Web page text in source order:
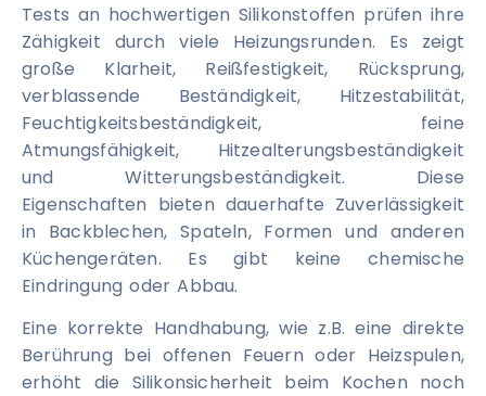
Tests an hochwertigen Silikonstoffen prüfen ihre
Zähigkeit durch viele Heizungsrunden. Es zeigt
große Klarheit, Reißfestigkeit, Rücksprung,
verblassende Beständigkeit, Hitzestabilität,
Feuchtigkeitsbeständigkeit, feine
Atmungsfähigkeit, Hitzealterungsbeständigkeit
und Witterungsbeständigkeit. Diese
Eigenschaften bieten dauerhafte Zuverlässigkeit
in Backblechen, Spateln, Formen und anderen
Küchengeräten. Es gibt keine chemische
Eindringung oder Abbau.
Eine korrekte Handhabung, wie z.B. eine direkte
Berührung bei offenen Feuern oder Heizspulen,
erhöht die Silikonsicherheit beim Kochen noch